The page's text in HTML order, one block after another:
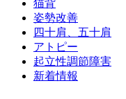
猫背
姿勢改善
四十肩、五十肩
アトピー
起立性調節障害
新着情報